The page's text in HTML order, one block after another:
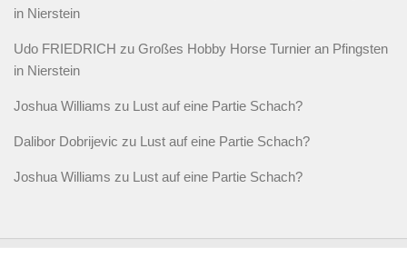
in Nierstein
Udo FRIEDRICH zu Großes Hobby Horse Turnier an Pfingsten
in Nierstein
Joshua Williams zu Lust auf eine Partie Schach?
Dalibor Dobrijevic zu Lust auf eine Partie Schach?
Joshua Williams zu Lust auf eine Partie Schach?